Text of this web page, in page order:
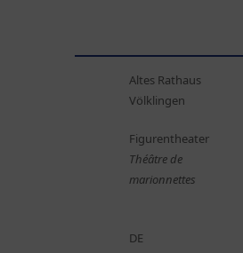
Altes Rathaus
Völklingen
Figurentheater
Théâtre de
marionnettes
DE